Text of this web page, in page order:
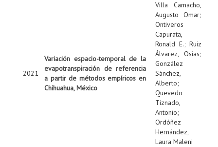
2021
Variación espacio-temporal de la
evapotranspiración de referencia
a partir de métodos empíricos en
Chihuahua, México
Villa Camacho,
Augusto Omar;
Ontiveros
Capurata,
Ronald E.; Ruiz
Álvarez, Osías;
González
Sánchez,
Alberto;
Quevedo
Tiznado,
Antonio;
Ordóñez
Hernández,
Laura Maleni